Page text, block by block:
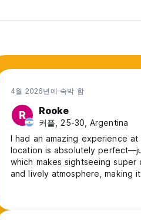
4월 2026년에 숙박 함
R Rooke
커플, 25-30, Argentina
I had an amazing experience
location is absolutely
which makes sightseeing
and lively atmosphere, making
provide delicious food